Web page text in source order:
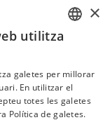
×
utilitza
galetes per millorar
En utilitzar el
totes les galetes
Política de galetes.